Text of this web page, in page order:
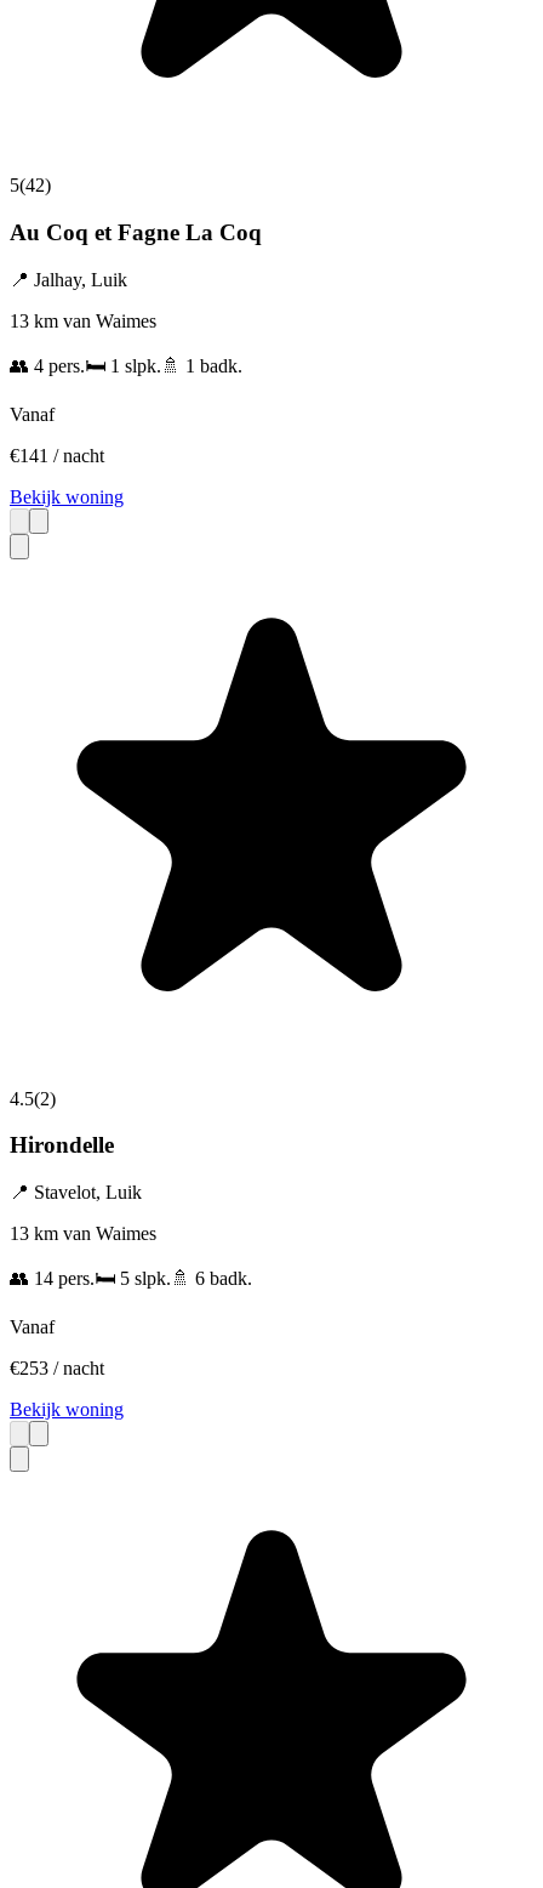
5(42)
Au Coq et Fagne La Coq
📍 Jalhay, Luik
13 km van Waimes
👥 4 pers.🛏️ 1 slpk. 🚿 1 badk.
Vanaf
€141 / nacht
Bekijk woning
4.5(2)
Hirondelle
📍 Stavelot, Luik
13 km van Waimes
👥 14 pers.🛏️ 5 slpk. 🚿 6 badk.
Vanaf
€253 / nacht
Bekijk woning